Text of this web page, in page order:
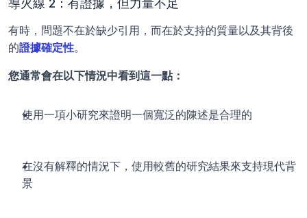
導火線 2：有證據，但力量不足
有時，問題不在於缺少引用，而在於支持的質量以及其背後
的證據確定性。
您通常會在以下情況中看到這一點：
使用一項小研究來證明一個寬泛的陳述是合理的
在沒有解釋的情況下，使用較舊的研究結果來支持現代背
景